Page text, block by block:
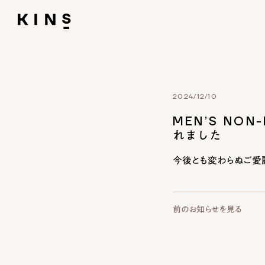
2024/12/10
MEN’S
れました
今後とも変わらぬご愛
前のお知らせを見る